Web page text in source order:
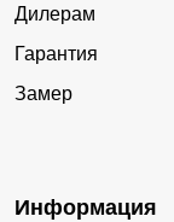
Дилерам
Гарантия
Замер
Информация